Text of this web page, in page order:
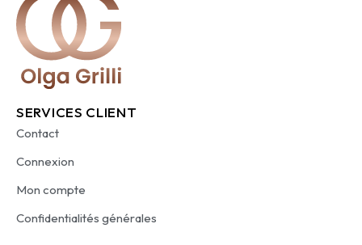
SERVICES CLIENT
Contact
Connexion
Mon compte
Confidentialités générales